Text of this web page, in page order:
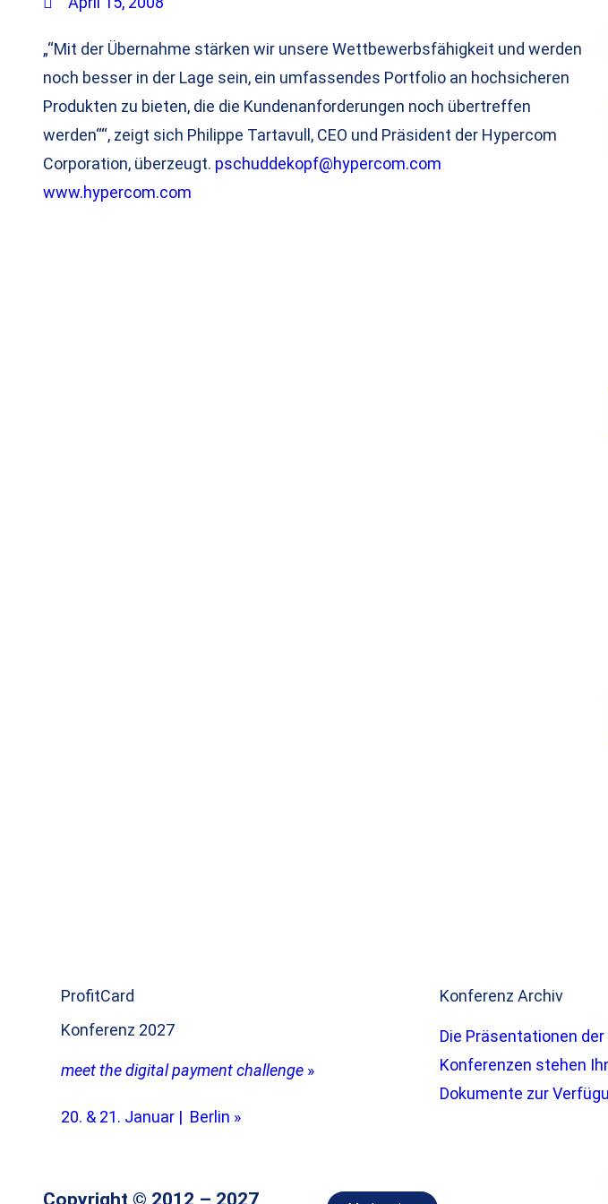
„“Mit der Übernahme stärken wir unsere Wettbewerbsfähigkeit und werden
noch besser in der Lage sein, ein umfassendes Portfolio an hochsicheren
Produkten zu bieten, die die Kundenanforderungen noch übertreffen
werden““, zeigt sich Philippe Tartavull, CEO und Präsident der Hypercom
Corporation, überzeugt. pschuddekopf@hypercom.com
www.hypercom.com
ProfitCard
Konferenz 2027
meet the digital payment challenge »
20. & 21. Januar | Berlin »
Konferenz Archiv
Die Präsentationen
Konferenzen stehen
Dokumente zur
Copyright © 2012 – 2027